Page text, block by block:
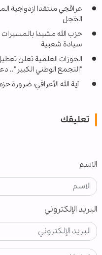
عراقجي منتقدا ازدواجية
الخجل
حزب الله مشيدا بالمسيرات
سيادة شعبية
الحوزات العلمية تعلن
"التجمع الوطني
آية الله الأعرافي:
تعليقك
الاسم
البريد الإلكتروني